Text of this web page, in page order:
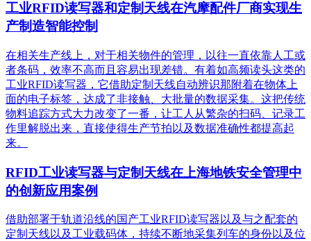
工业RFID读写器和定制天线在汽摩配件厂商实现生
产制造智能控制
在相关生产线上，对于相关物件的管理，以往一直依靠人工或
者条码，效率不高而且容易出现差错。有着如高频读头这类的
工业RFID读写器，它借助定制天线自动辨识那附着在物体上
面的电子标签，达成了非接触、大批量的数据采集。这把传统
物料追踪方式大力改变了一番，让工人从繁杂的扫码、记录工
作里解脱出来，直接使得生产节拍以及数据准确性都提高起
来。
RFID工业读写器与定制天线在上海地铁安全管理中
的创新应用案例
借助部署于轨道沿线的国产工业RFID读写器以及与之配套的
定制天线以及工业载码体，持续不断地采集列车的身份以及位